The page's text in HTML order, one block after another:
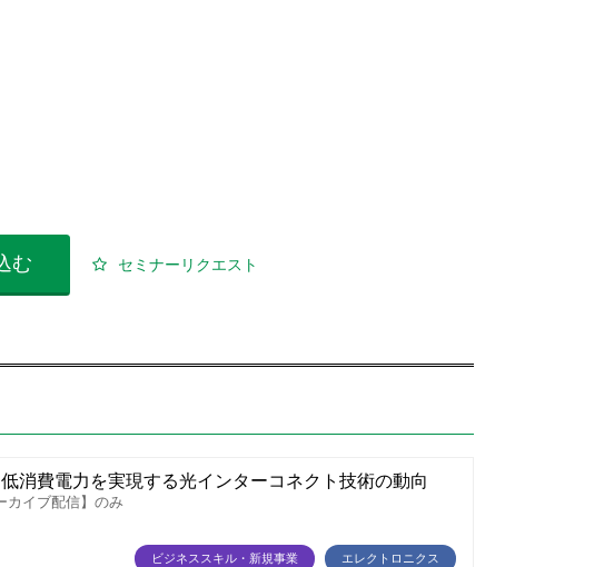
む セミナーリクエスト
消費電力を実現する光インターコネクト技術の動向
カイブ配信】のみ
ビジネススキル・新規事業 エレクトロニクス